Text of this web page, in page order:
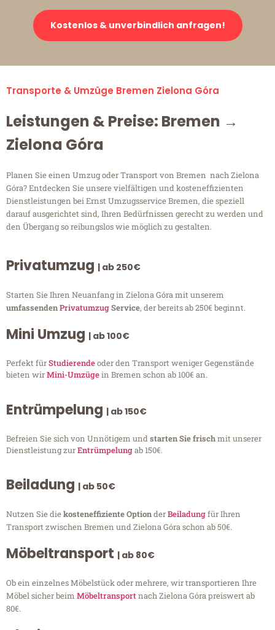
Kostenlos & unverbindlich anfragen!
Transporte & Umzüge Bremen Zielona Góra
Leistungen & Preise: Bremen →
Zielona Góra
Planen Sie einen Umzug oder Transport von Bremen nach Zielona
Góra? Entdecken Sie unsere vielfältigen und kosteneffizienten
Dienstleistungen bei Ernst Umzugsservice Bremen, die speziell
darauf ausgerichtet sind, Ihren Bedürfnissen gerecht zu werden und
den Übergang so reibungslos wie möglich zu gestalten.
Privatumzug | ab 250€
Starten Sie Ihren Neuanfang in Zielona Góra mit unserem
umfassendenPrivatumzugService, der bereits ab 250€ beginnt.
Mini Umzug | ab 100€
Perfekt fürStudierendeoder den Transport weniger Gegenstände
bieten wirMini-Umzügein Bremen schon ab 100€ an.
Entrümpelung | ab 150€
Befreien Sie sich von Unnötigem undstarten Sie frischmit unserer
Dienstleistung zurEntrümpelungab 150€.
Beiladung | ab 50€
Nutzen Sie diekosteneffiziente OptionderBeiladungfür Ihren
Transport zwischen Bremen und Zielona Góra schon ab 50€.
Möbeltransport | ab 80€
Ob ein einzelnes Möbelstück oder mehrere, wir transportieren Ihre
Möbel sicher beim Möbeltransportnach Zielona Góra preiswert ab
80€.